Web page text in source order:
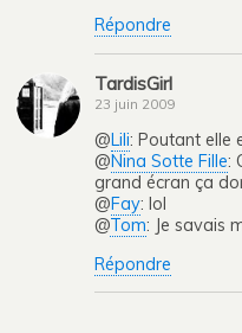
Répondre
TardisGirl
23 juin 2009
@Lili: Poutant elle
@Nina Sotte Fille:
grand écran ça
@Fay: lol
@Tom: Je savais
Répondre